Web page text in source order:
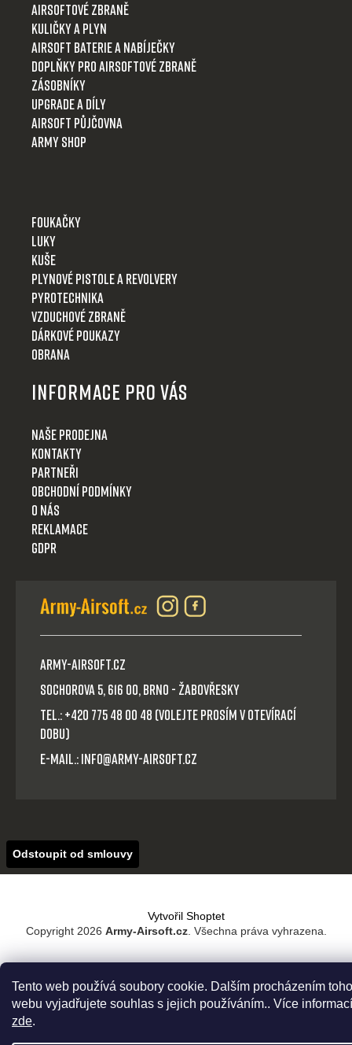
Tento web používá soubory cookie. Dalším procházením
webu vyjadřujete souhlas s jejich používáním.. Více informací
zde.
Airsoftové zbraně
Kuličky a plyn
Airsoft baterie a nabíječky
Doplňky pro airsoftové zbraně
Zásobníky
Upgrade a díly
Airsoft půjčovna
Army shop
Foukačky
Luky
Kuše
Plynové pistole a revolvery
Pyrotechnika
Vzduchové zbraně
Dárkové poukazy
Obrana
Informace pro Vás
Naše prodejna
Kontakty
Partneři
Obchodní podmínky
O nás
Reklamace
GDPR
Army-Airsoft.cz
Sochorova 5, 616 00, Brno - Žabovřesky
Tel.: +420 775 48 00 48 (volejte prosím v otevírací
dobu)
E-mail.: info@army-airsoft.cz
Odstoupit od smlouvy
Vytvořil Shoptet
Copyright 2026 Army-Airsoft.cz. Všechna práva vyhrazena.